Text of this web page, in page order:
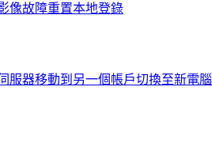
像故障重置本地登錄
服器移動到另一個帳戶切換至新電腦